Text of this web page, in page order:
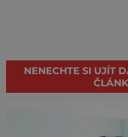
NENECHTE SI UJÍT